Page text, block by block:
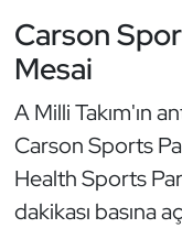
Carson
Mesai
A Milli Takım'ın
Carson Sports
Health Sports
dakikası basına
Kano ve
Karate
Kayak
Kempo